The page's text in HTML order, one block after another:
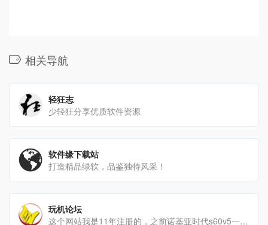
相关导航
轻狂志
少轻狂分享优质软件资源
软件缘下载站
打造精品绿软，品鉴独特风采！
玩机论坛
这个网站我是11年注册的，之前诺基亚时代s60v5一直活到现在，八门神器就是这个网站的老哥搞的，里面破解资源还[…]